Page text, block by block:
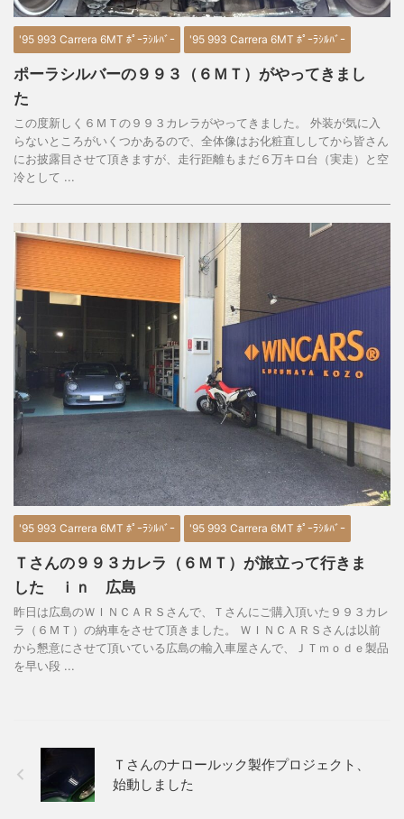
'95 993 Carrera 6MT ﾎﾟｰﾗｼﾙﾊﾞｰ '95 993 Carrera 6MT ﾎﾟｰﾗｼﾙﾊﾞｰ
ポーラシルバーの９９３（６ＭＴ）がやってきまし
た
この度新しく６ＭＴの９９３カレラがやってきました。 外装が気に入
らないところがいくつかあるので、全体像はお化粧直ししてから皆さん
にお披露目させて頂きますが、走行距離もまだ６万キロ台（実走）と空
冷として ...
'95 993 Carrera 6MT ﾎﾟｰﾗｼﾙﾊﾞｰ '95 993 Carrera 6MT ﾎﾟｰﾗｼﾙﾊﾞｰ
Ｔさんの９９３カレラ（６ＭＴ）が旅立って行きま
した ｉｎ 広島
昨日は広島のＷＩＮＣＡＲＳさんで、Ｔさんにご購入頂いた９９３カレ
ラ（６ＭＴ）の納車をさせて頂きました。 ＷＩＮＣＡＲＳさんは以前
から懇意にさせて頂いている広島の輸入車屋さんで、ＪＴｍｏｄｅ製品
を早い段 ...
Ｔさんのナロールック製作プロジェクト、
始動しました